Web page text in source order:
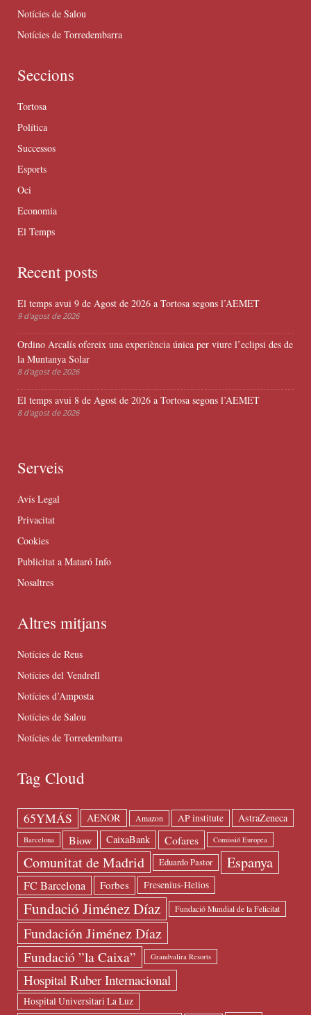
Notícies de Salou
Notícies de Torredembarra
Seccions
Tortosa
Política
Successos
Esports
Oci
Economia
El Temps
Recent posts
El temps avui 9 de Agost de 2026 a Tortosa segons l’AEMET
9 d'agost de 2026
Ordino Arcalís ofereix una experiència única per viure l’eclipsi des de
la Muntanya Solar
8 d'agost de 2026
El temps avui 8 de Agost de 2026 a Tortosa segons l’AEMET
8 d'agost de 2026
Serveis
Avís Legal
Privacitat
Cookies
Publicitat a Mataró Info
Nosaltres
Altres mitjans
Notícies de Reus
Notícies del Vendrell
Notícies d’Amposta
Notícies de Salou
Notícies de Torredembarra
Tag Cloud
65YMÁS AENOR Amazon AP institute AstraZeneca
Barcelona Biow CaixaBank Cofares Comissió Europea
Comunitat de Madrid Eduardo Pastor Espanya
FC Barcelona Forbes Fresenius-Helios
Fundació Jiménez Díaz Fundació Mundial de la Felicitat
Fundación Jiménez Díaz
Fundació ”la Caixa” Grandvalira Resorts
Hospital Ruber Internacional
Hospital Universitari La Luz